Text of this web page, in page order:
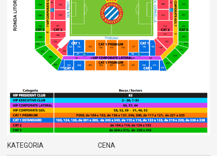
KATEGORIA CENA